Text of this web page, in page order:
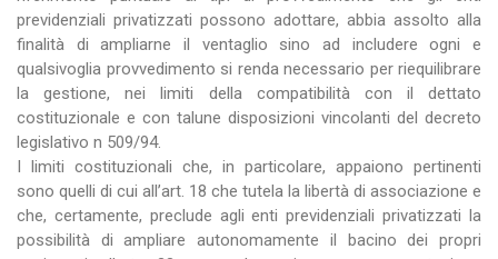
previdenziali privatizzati possono adottare, abbia assolto alla
finalità di ampliarne il ventaglio sino ad includere ogni e
qualsivoglia provvedimento si renda necessario per riequilibrare
la gestione, nei limiti della compatibilità con il dettato
costituzionale e con talune disposizioni vincolanti del decreto
legislativo n 509/94.
I limiti costituzionali che, in particolare, appaiono pertinenti
sono quelli di cui all’art. 18 che tutela la libertà di associazione e
che, certamente, preclude agli enti previdenziali privatizzati la
possibilità di ampliare autonomamente il bacino dei propri